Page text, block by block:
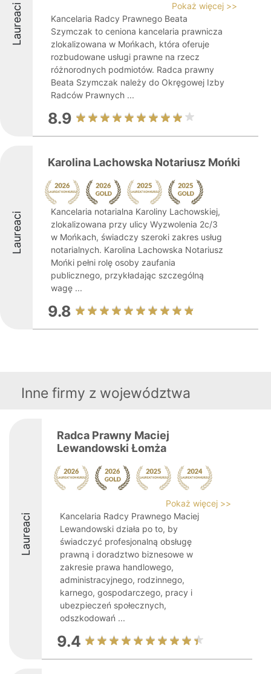
Laureaci
Pokaż więcej >>
Kancelaria Radcy Prawnego Beata
Szymczak to ceniona kancelaria prawnicza
zlokalizowana w Mońkach, która oferuje
rozbudowane usługi prawne na rzecz
różnorodnych podmiotów. Radca prawny
Beata Szymczak należy do Okręgowej Izby
Radców Prawnych ...
8.9
Laureaci
Karolina Lachowska Notariusz Mońki
Kancelaria notarialna Karoliny Lachowskiej,
zlokalizowana przy ulicy Wyzwolenia 2c/3
w Mońkach, świadczy szeroki zakres usług
notarialnych. Karolina Lachowska Notariusz
Mońki pełni rolę osoby zaufania
publicznego, przykładając szczególną
wagę ...
9.8
Inne firmy z województwa
Laureaci
Radca Prawny Maciej
Lewandowski Łomża
Pokaż więcej >>
Kancelaria Radcy Prawnego Maciej
Lewandowski działa po to, by
świadczyć profesjonalną obsługę
prawną i doradztwo biznesowe w
zakresie prawa handlowego,
administracyjnego, rodzinnego,
karnego, gospodarczego, pracy i
ubezpieczeń społecznych,
odszkodowań ...
9.4